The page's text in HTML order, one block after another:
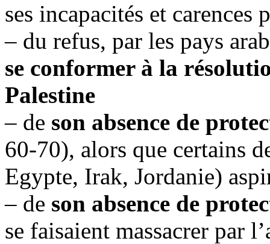
ses incapacités et carences
– du refus, par les pays
se conformer à la
Palestine
– de son absence de
60-70), alors que certains
Egypte, Irak, Jordanie)
– de son absence de
se faisaient massacrer par